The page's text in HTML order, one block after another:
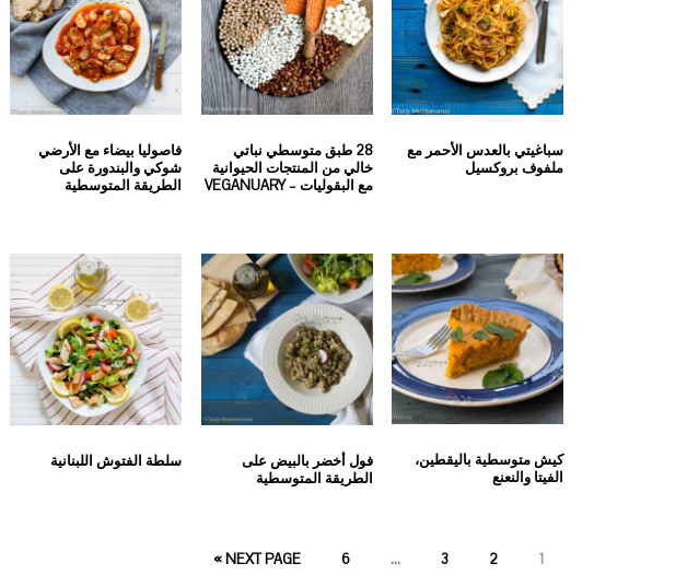
فاصوليا بيضاء مع الأرضي
شوكي والبندورة على
الطريقة المتوسطية
28 طبق متوسطي نباتي
خالي من المنتجات الحيوانية
مع البقوليات – VEGANUARY
سباغيتي بالعدس الأحمر مع
ملفوف بروكسيل
سلطة الفتوش اللبنانية
فول أخضر بالبيض على
الطريقة المتوسطية
كيش متوسطية باليقطين،
الفيتا والنعنع
PAGE1
PAGE
2
PAGE
3
…
PAGE
6
NEXT PAGE »